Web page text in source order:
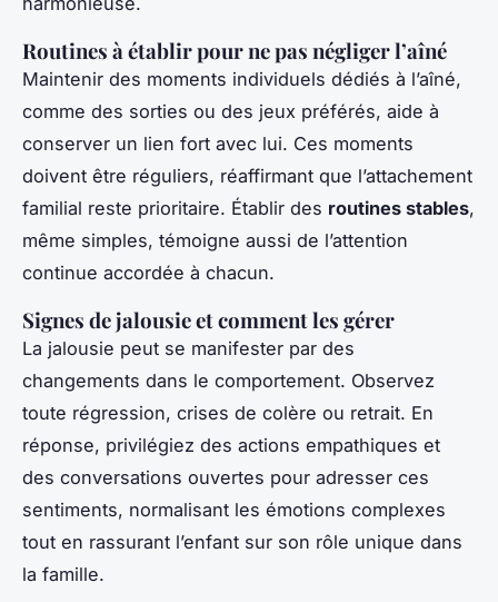
Routines à établir pour ne pas négliger l’aîné
Maintenir des moments individuels dédiés à l’aîné,
comme des sorties ou des jeux préférés, aide à
conserver un lien fort avec lui. Ces moments
doivent être réguliers, réaffirmant que l’attachement
familial reste prioritaire. Établir des routines stables,
même simples, témoigne aussi de l’attention
continue accordée à chacun.
Signes de jalousie et comment les gérer
La jalousie peut se manifester par des
changements dans le comportement. Observez
toute régression, crises de colère ou retrait. En
réponse, privilégiez des actions empathiques et
des conversations ouvertes pour adresser ces
sentiments, normalisant les émotions complexes
tout en rassurant l’enfant sur son rôle unique dans
la famille.